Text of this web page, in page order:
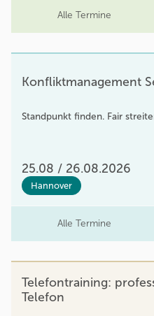
Alle Termine
Konfliktmanagement
Standpunkt finden. Fair
25.08 / 26.08.2026
Hannover
Alle Termine
Telefontraining:
Telefon